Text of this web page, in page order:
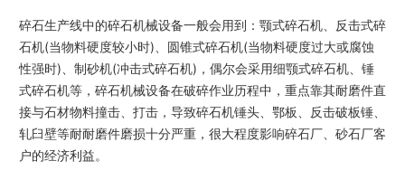
碎石生产线中的碎石机械设备一般会用到：颚式碎石机、反击式碎
石机(当物料硬度较小时)、圆锥式碎石机(当物料硬度过大或腐蚀
性强时)、制砂机(冲击式碎石机)，偶尔会采用细颚式碎石机、锤
式碎石机等，碎石机械设备在破碎作业历程中，重点靠其耐磨件直
接与石材物料撞击、打击，导致碎石机锤头、鄂板、反击破板锤、
轧臼壁等耐耐磨件磨损十分严重，很大程度影响碎石厂、砂石厂客
户的经济利益。